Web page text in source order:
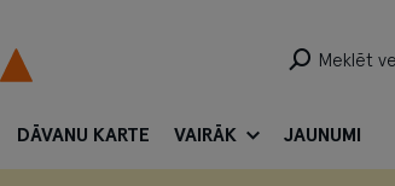
DĀVANU KARTE VAIRĀK JAUNUMI